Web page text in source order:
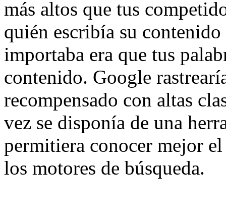
más altos que tus
quién escribía su
importaba era que tus
contenido. Google
recompensado con altas
vez se disponía de una
permitiera conocer mejor
los motores de búsqueda.